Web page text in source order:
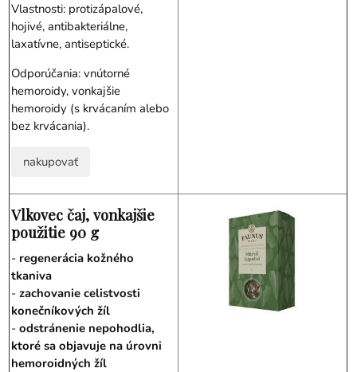
Vlastnosti: protizápalové,
hojivé, antibakteriálne,
laxatívne, antiseptické.
Odporúčania: vnútorné
hemoroidy, vonkajšie
hemoroidy (s krvácaním alebo
bez krvácania).
nakupovať
Vlkovec čaj, vonkajšie
použitie 90 g
- regenerácia kožného
tkaniva
-zachovanie celistvosti
konečníkových žíl
-odstránenie nepohodlia,
ktoré sa objavuje na úrovni
hemoroidných žíl